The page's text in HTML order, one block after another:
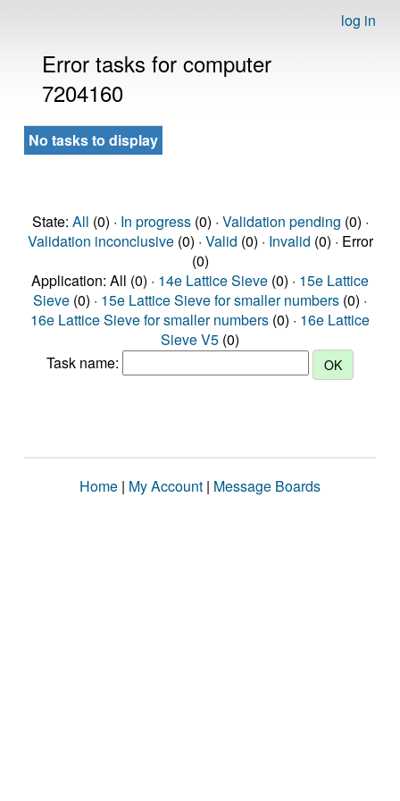
log in
Error tasks for computer
7204160
No tasks to display
State: All (0) · In progress(0) · Validation pending (0) ·
Validation inconclusive(0) · Valid (0) · Invalid (0) · Error
(0)
Application: All (0) · 14e Lattice Sieve (0) · 15e Lattice
Sieve (0) · 15e Lattice Sieve for smaller numbers (0) ·
16e Lattice Sieve for smaller numbers (0) · 16e Lattice
Sieve V5 (0)
Task name:
Home | My Account | Message Boards